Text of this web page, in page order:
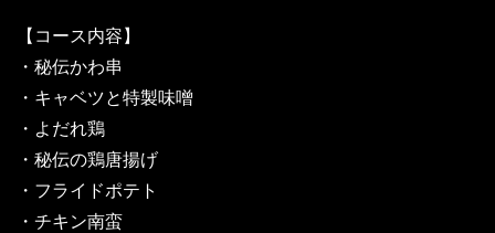
【コース内容】
・秘伝かわ串
・キャベツと特製味噌
・よだれ鶏
・秘伝の鶏唐揚げ
・フライドポテト
・チキン南蛮